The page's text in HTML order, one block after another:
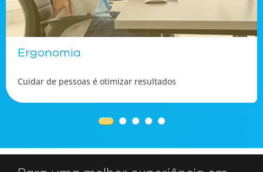
Ergonomia
Cuidar de pessoas é otimizar resultados